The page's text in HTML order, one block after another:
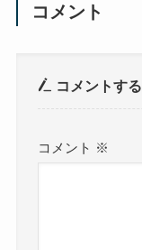
コメント
コメントする
コメント ※